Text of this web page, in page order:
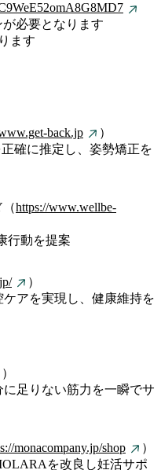
必要となります
ます
back.jp
）
確に推定し、姿勢矯正を
https://www.wellbe-
行動を提案
）
アを実現し、健康維持を
）
足りない筋力を一瞬でサ
monacompany.jp/shop
）
を改良し妊活サポ